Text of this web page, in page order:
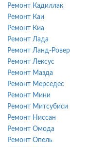
Ремонт Кадиллак
Ремонт Каи
Ремонт Киа
Ремонт Лада
Ремонт Ланд-Ровер
Ремонт Лексус
Ремонт Мазда
Ремонт Мерседес
Ремонт Мини
Ремонт Митсубиси
Ремонт Ниссан
Ремонт Омода
Ремонт Опель